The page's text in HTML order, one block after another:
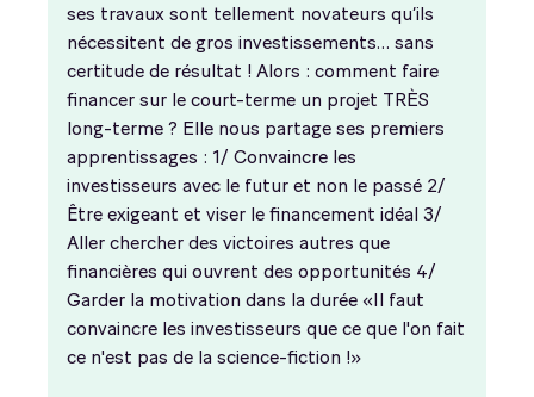
ses travaux sont tellement novateurs qu’ils
nécessitent de gros investissements… sans
certitude de résultat ! Alors : comment faire
financer sur le court-terme un projet TRÈS
long-terme ? Elle nous partage ses premiers
apprentissages : 1/ Convaincre les
investisseurs avec le futur et non le passé 2/
Être exigeant et viser le financement idéal 3/
Aller chercher des victoires autres que
financières qui ouvrent des opportunités 4/
Garder la motivation dans la durée «Il faut
convaincre les investisseurs que ce que l'on fait
ce n'est pas de la science-fiction !»